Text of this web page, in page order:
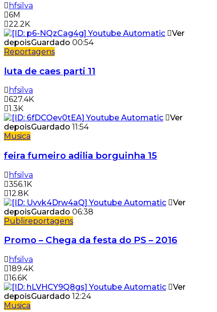
hfsilva
6M
22.2K
Ver
depoisGuardado 00:54
Reportagens
luta de caes parti 11
hfsilva
627.4K
1.3K
Ver
depoisGuardado 11:54
Musica
feira fumeiro adilia borguinha 15
hfsilva
356.1K
12.8K
Ver
depoisGuardado 06:38
Publireportagens
Promo – Chega da festa do PS – 2016
hfsilva
189.4K
16.6K
Ver
depoisGuardado 12:24
Musica